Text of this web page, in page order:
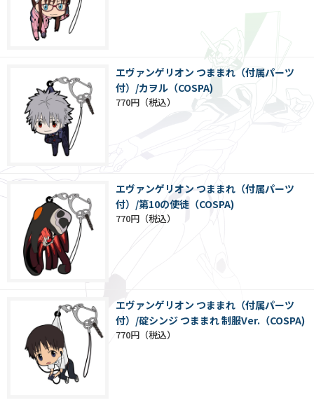
エヴァンゲリオン つままれ（付属パーツ
付）/カヲル（COSPA)
770円
エヴァンゲリオン つままれ（付属パーツ
付）/第10の使徒（COSPA)
770円
エヴァンゲリオン つままれ（付属パーツ
付）/碇シンジ つままれ 制服Ver.（COSPA)
770円